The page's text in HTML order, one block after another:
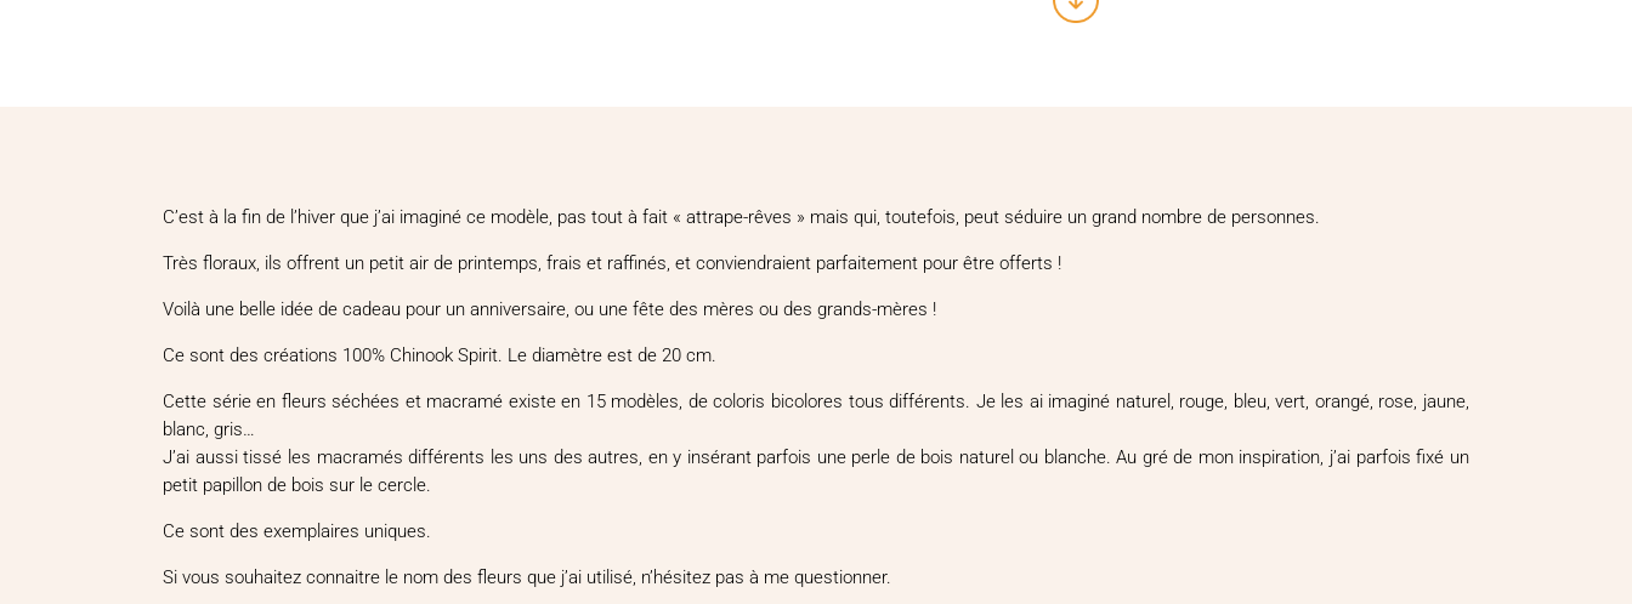
C’est à la fin de l’hiver que j’ai imaginé ce modèle, pas tout à fait « attrape-rêves » mais qui, toutefois, peut séduire un grand nombre de personnes.
Très floraux, ils offrent un petit air de printemps, frais et raffinés, et conviendraient parfaitement pour être offerts !
Voilà une belle idée de cadeau pour un anniversaire, ou une fête des mères ou des grands-mères !
Ce sont des créations 100% Chinook Spirit. Le diamètre est de 20 cm.
Cette série en fleurs séchées et macramé existe en 15 modèles, de coloris bicolores tous différents. Je les ai imaginé naturel, rouge, bleu, vert, orangé, rose, jaune,
blanc, gris…
J’ai aussi tissé les macramés différents les uns des autres, en y insérant parfois une perle de bois naturel ou blanche. Au gré de mon inspiration, j’ai parfois fixé un
petit papillon de bois sur le cercle.
Ce sont des exemplaires uniques.
Si vous souhaitez connaitre le nom des fleurs que j’ai utilisé, n’hésitez pas à me questionner.